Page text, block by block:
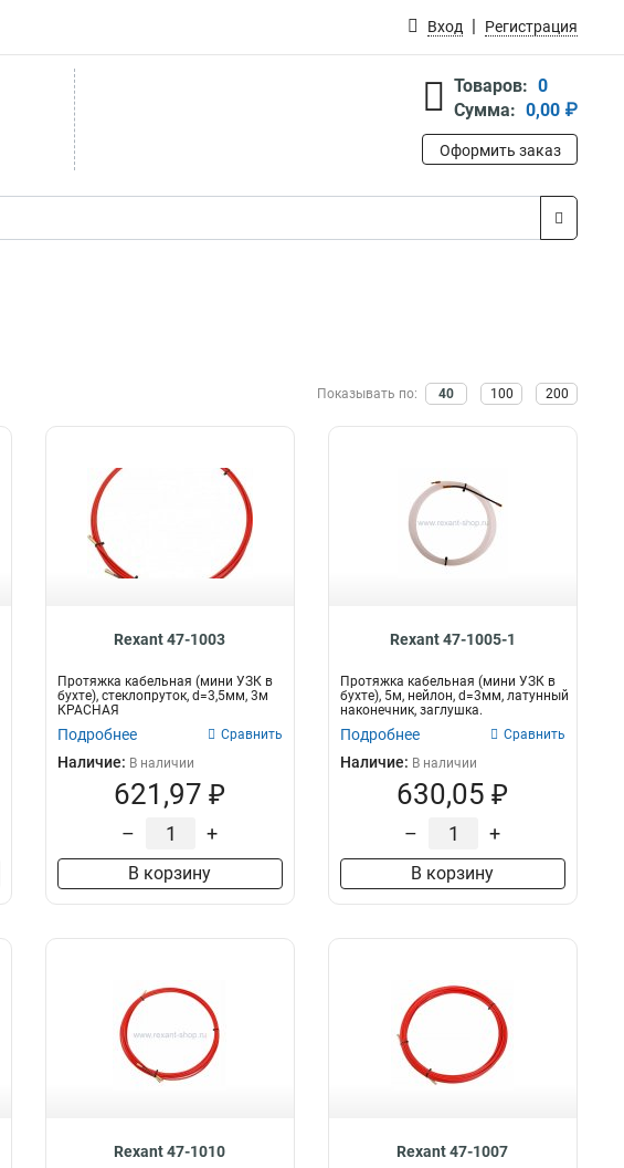
Вход Регистрация
Товаров: 0
Сумма: 0,00 ₽
Оформить заказ
Показывать по: 40 100 200
Rexant 47-1003
Протяжка кабельная (мини УЗК в
бухте), стеклопруток, d=3,5мм, 3м
КРАСНАЯ
Подробнее Сравнить
Наличие: В наличии
621,97 ₽
– +
В корзину
Rexant 47-1005-1
Протяжка кабельная (мини УЗК в
бухте), 5м, нейлон, d=3мм, латунный
наконечник, заглушка.
Подробнее Сравнить
Наличие: В наличии
630,05 ₽
– +
В корзину
Rexant 47-1010 Rexant 47-1007